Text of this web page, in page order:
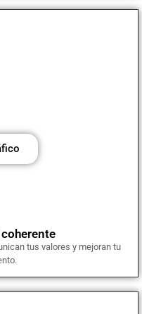
tus valores y mejoran tu